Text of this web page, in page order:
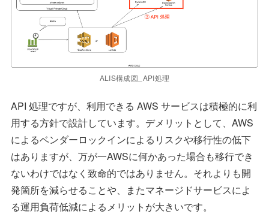
ALIS構成図_API処理
API 処理ですが、利用できる AWS サービスは積極的に利
用する方針で設計しています。デメリットとして、AWS
によるベンダーロックインによるリスクや移行性の低下
はありますが、万が一AWSに何かあった場合も移行でき
ないわけではなく致命的ではありません。それよりも開
発箇所を減らせることや、またマネージドサービスによ
る運用負荷低減によるメリットが大きいです。